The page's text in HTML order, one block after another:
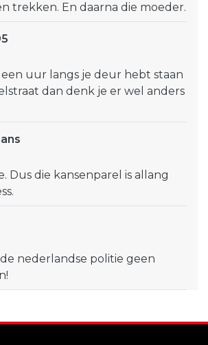
trekken. En daarna die moeder.
uur langs je deur hebt staan
dan denk je er wel anders
Dus die kansenparel is allang
nederlandse politie geen